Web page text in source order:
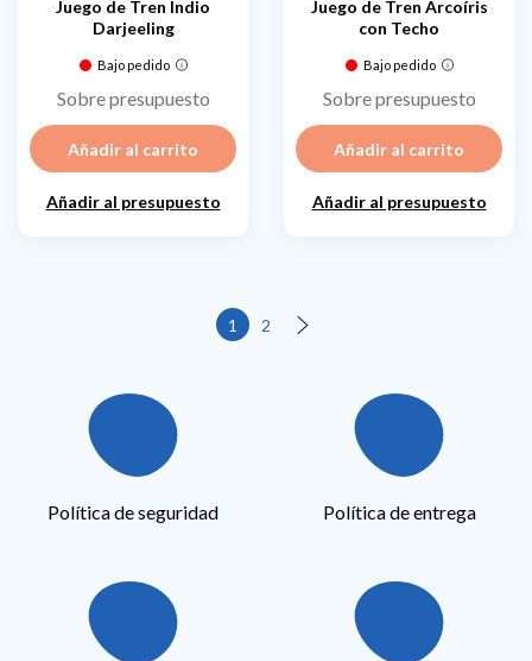
Juego de Tren Indio
Darjeeling
Bajo pedido
Sobre presupuesto
Añadir al carrito
Añadir al presupuesto
Juego de Tren Arcoíris
con Techo
Bajo pedido
Sobre presupuesto
Añadir al carrito
Añadir al presupuesto
1 2 Siguiente
Política de seguridad Política de entrega